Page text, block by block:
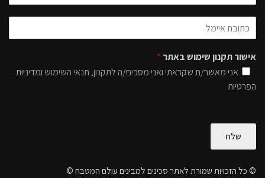
אישור תקנון שימוש באתר *
אני מאשר/ת שקראתי ואני מסכים/ה לתקנון, תנאי השימוש ומדיניות
הפרטיות
שלח
© כל הזכויות שמורת לאתר סכינים למבינים עולם המטבח ©